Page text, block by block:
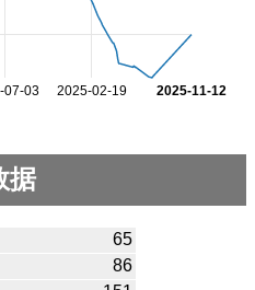
07-03 2025-02-19 2025-11-12
据
65
86